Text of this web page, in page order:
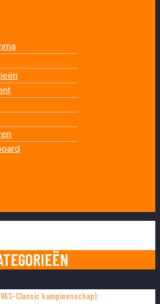
Classic kampioenschap):